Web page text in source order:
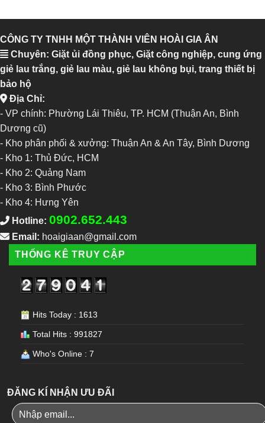
CÔNG TY TNHH MỘT THÀNH VIÊN HOÀI GIA ÂN
Chuyên: Giặt ủi đồng phục, Giặt công nghiệp, cung ứng
giẻ lau trắng, giẻ lau màu, giẻ lau không bụi, trang thiết bị
bảo hộ
Địa Chỉ:
- VP chính: Phường Lái Thiêu, TP. HCM (Thuận An, Bình
Dương cũ)
- Kho phân phối & xưởng: Thuận An & An Tây, Bình Dương
- Kho 1: Thủ Đức, HCM
- Kho 2: Quảng Nam
- Kho 3: Bình Phước
- Kho 4: Hưng Yên
Hotline: 0902.652.443
Email: hoaigiaan@gmail.com
THỐNG KÊ TRUY CẬP
Hits Today : 1613
Total Hits : 991827
Who's Online : 7
ĐĂNG KÍ NHẬN ƯU ĐÃI